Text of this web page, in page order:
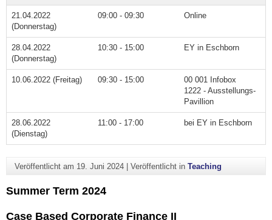
21.04.2022
(Donnerstag)
09:00 - 09:30 Online
28.04.2022
(Donnerstag)
10:30 - 15:00 EY in Eschborn
10.06.2022 (Freitag) 09:30 - 15:00
00 001 Infobox
1222 - Ausstellungs-
Pavillion
28.06.2022
(Dienstag)
11:00 - 17:00 bei EY in Eschborn
Veröffentlicht am 19. Juni 2024| Veröffentlicht in Teaching
Summer Term 2024
Case Based Corporate Finance II